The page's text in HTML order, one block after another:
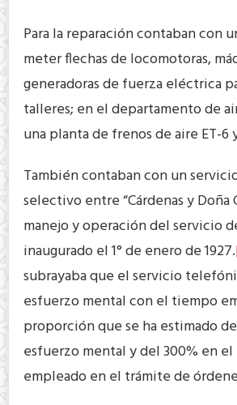
Para la reparación contaban con
meter flechas de locomotoras,
generadoras de fuerza eléctrica
talleres; en el departamento de
una planta de frenos de aire ET-6
También contaban con un
selectivo entre “Cárdenas y Doña
manejo y operación del servicio
inaugurado el 1° de enero de 1927.
subrayaba que el servicio
esfuerzo mental con el tiempo
proporción que se ha estimado
esfuerzo mental y del 300% en
empleado en el trámite de